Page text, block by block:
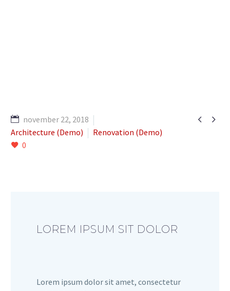
 
november 22, 2018
Architecture (Demo)
Renovation (Demo)
0
LOREM IPSUM SIT DOLOR
Lorem ipsum dolor sit amet, consectetur